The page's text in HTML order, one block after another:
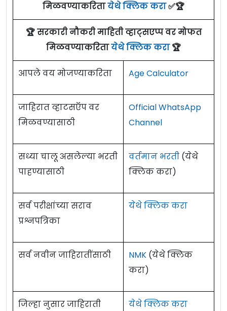
ऑनलाईन ई-मेलद्वारे अर्ज करण्याचा अंतिम दिनांक ०७
मे २०२१ आहे. सविस्तर माहितीसाठी कृपया जाहिरात
पाहा.
Sassoon Sarvopchar Hospital Pune
स्टाफ नर्स (Staff Nurse)
शुल्क :शुल्क नाही
नोकरी ठिकाण : पुणे (महाराष्ट्र)
E-Mail ID :Staffnursebharti2021@gmail.com
जाहिरात (Notification) :येथे क्लिक करा
www.bjmcpune.org
मिळवण्याकरितायेथे क्लिक करा✅🏆
🏆 सरकारी नौकरी माहिती व्हाट्सएप्प वर मोफत
मिळवण्याकरितायेथे क्लिक करा🏆
आपले वय मोजण्याकरिता Age Calculator
जाहिरात व्हाटसऍप वर
मिळवण्यासाठी
Official WhatsApp
Channel
सध्या चालू असलेल्या भरती
पाहण्यासाठी
वर्तमान भरती (येथे
क्लिक करा)
सर्व परीक्षांच्या सराव
प्रश्नपत्रिका
येथे क्लिक करा
सर्व नवीन जाहिरातींसाठी NMK (येथे क्लिक
करा)
जिल्हा नुसार जाहिराती येथे क्लिक करा